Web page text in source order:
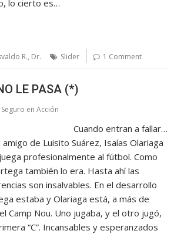
lo cierto es…
R., Dr. Slider 1 Comment
LE PASA (*)
Seguro en Acción
Cuando entran a fallar…
de Luisito Suárez, Isaías Olariaga
profesionalmente al fútbol. Como
también lo era. Hasta ahí las
son insalvables. En el desarrollo
estaba y Olariaga está, a más de
Camp Nou. Uno jugaba, y el otro jugó,
“C”. Incansables y esperanzados